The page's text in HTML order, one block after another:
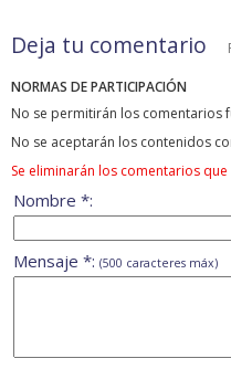
Deja tu comentario
NORMAS DE PARTICIPACIÓN
No se permitirán los comentarios
No se aceptarán los contenidos
Se eliminarán los comentarios
Nombre *:
Mensaje *: (500 caracteres máx)